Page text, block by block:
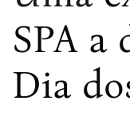
SPA a
Dia